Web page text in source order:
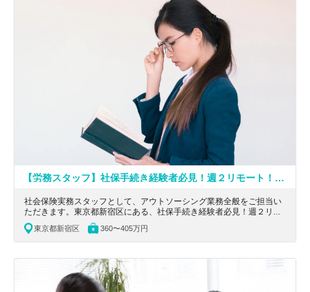
【労務スタッフ】社保手続き経験者必見！週２リモート！フレックス制！7時間勤務！世界第5位のグローバルネットワークに所属する社労士法人
社会保険実務スタッフとして、アウトソーシング業務全般をご担当い
ただきます。東京都新宿区にある、社保手続き経験者必見！週２リモ
ート！フレックス制！7時間勤務！世界第5位のグローバルネットワー
クに所属する社労士法人の求人です。
東京都新宿区 360〜405万円